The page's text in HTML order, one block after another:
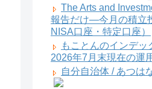
The Arts and
報告だけ―今月の積立
NISA口座・特定口座）
もことんのインデッ
2026年7月末現在の運
自分自治体 / あつは